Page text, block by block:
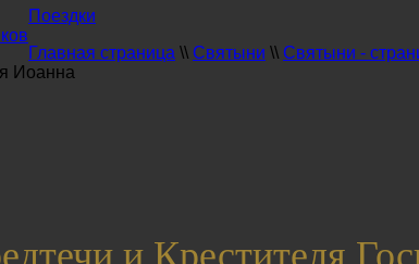
Поездки
Главная страница \\ Святыни \\ Святыни -
Иоанна
и Крестителя